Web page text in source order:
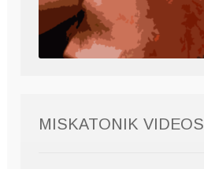
MISKATONIK VIDEOS